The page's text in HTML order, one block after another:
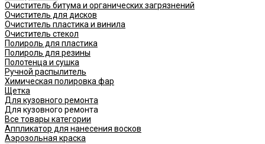
Очиститель битума и органических загрязнений
Очиститель для дисков
Очиститель пластика и винила
Очиститель стекол
Полироль для пластика
Полироль для резины
Полотенца и сушка
Ручной распылитель
Химическая полировка фар
Щетка
Для кузовного ремонта
Для кузовного ремонта
Все товары категории
Аппликатор для нанесения восков
Аэрозольная краска